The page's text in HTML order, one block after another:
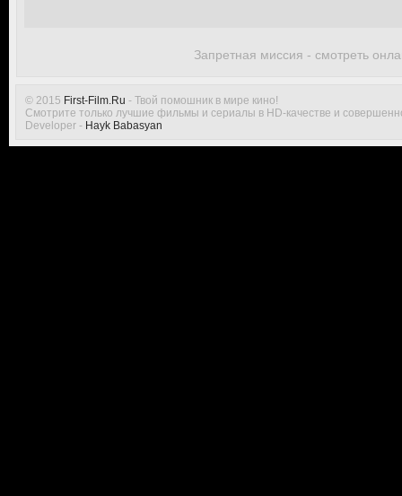
Запретная миссия - смотреть
© 2015 First-Film.Ru - Твой помошник в мире кино!
Смотрите только лучшие фильмы и сериалы в HD-качестве и
Developer - Hayk Babasyan